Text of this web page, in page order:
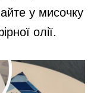
у мисочку
олії.